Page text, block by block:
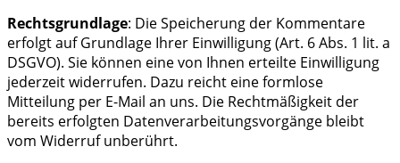
Rechtsgrundlage: Die Speicherung der Kommentare
erfolgt auf Grundlage Ihrer Einwilligung (Art. 6 Abs. 1 lit. a
DSGVO). Sie können eine von Ihnen erteilte Einwilligung
jederzeit widerrufen. Dazu reicht eine formlose
Mitteilung per E-Mail an uns. Die Rechtmäßigkeit der
bereits erfolgten Datenverarbeitungsvorgänge bleibt
vom Widerruf unberührt.